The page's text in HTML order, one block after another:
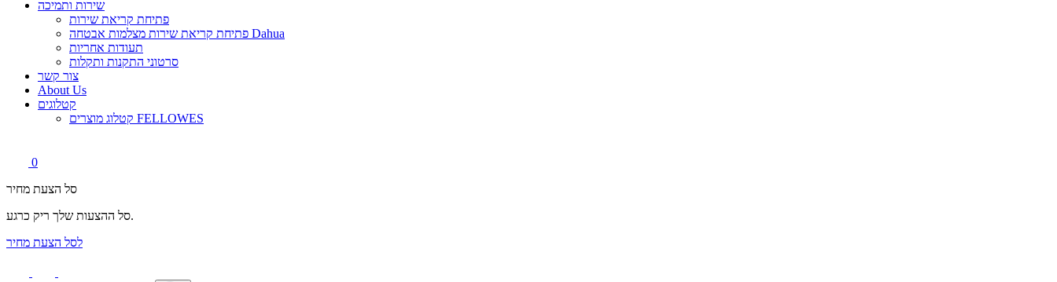
שירות ותמיכה
פתיחת קריאת שירות
פתיחת קריאת שירות מצלמות אבטחה Dahua
תעודות אחריות
סרטוני התקנות ותקלות
צור קשר
About Us
קטלוגים
קטלוג מוצרים FELLOWES
0
סל הצעת מחיר
סל ההצעות שלך ריק כרגע.
לסל הצעת מחיר